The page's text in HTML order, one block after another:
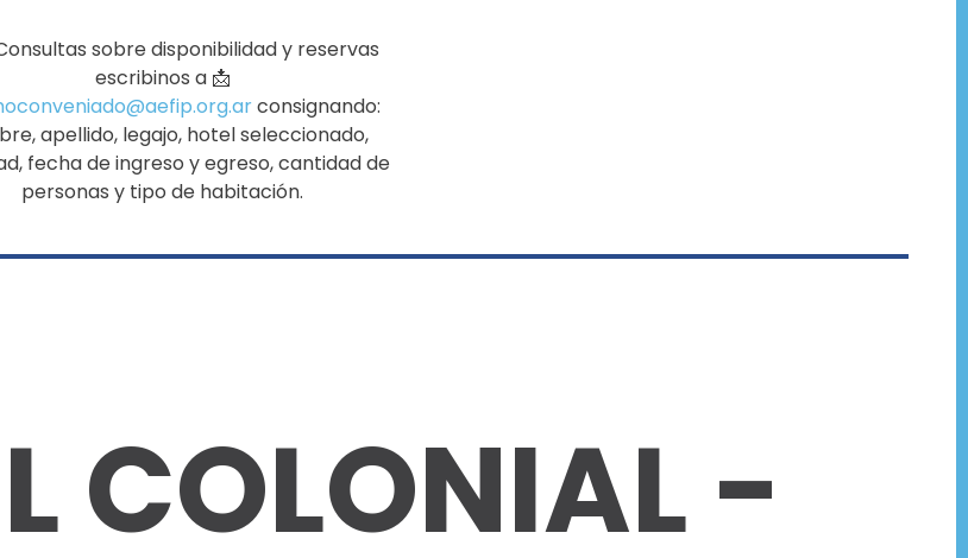
sobre disponibilidad y reservas
escribinos a 📩
consignando:
apellido, legajo, hotel seleccionado,
fecha de ingreso y egreso, cantidad de
personas y tipo de habitación.
COLONIAL -